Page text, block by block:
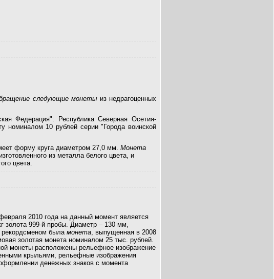
следующие монеты из недрагоценных
Федерация": Республика Северная Осетия-
номиналом 10 рублей серии "Города воинской
форму круга диаметром 27,0 мм. Монета
из металла белого цвета, и
цвета.
2010 года на данный момент является
золота 999-й пробы. Диаметр – 130 мм,
рекордсменом была монета, выпущенная в 2008
золотая монета номиналом 25 тыс. рублей.
монеты расположены рельефное изображение
крыльями, рельефные изображения
денежных знаков с момента